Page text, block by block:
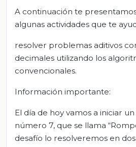
A continuación te
algunas actividades que te
resolver problemas aditivos
decimales utilizando los
convencionales.
Información importante:
El día de hoy vamos a iniciar
número 7, que se llama
desafío lo resolveremos en dos